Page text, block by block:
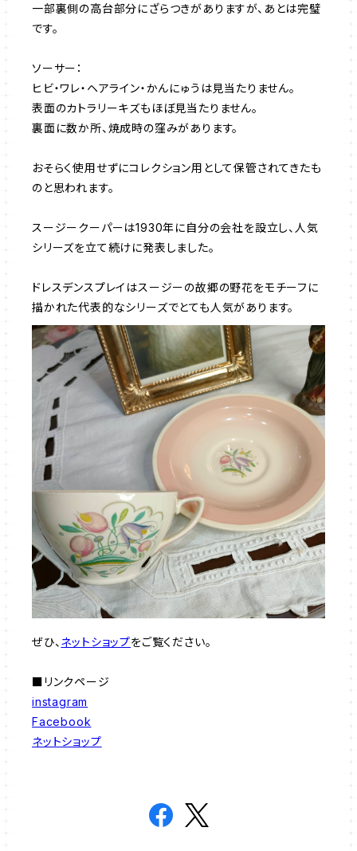
一部裏側の高台部分にざらつきがありますが、あとは完璧
です。
ソーサー：
ヒビ・ワレ・ヘアライン・かんにゅうは見当たりません。
表面のカトラリーキズもほぼ見当たりません。
裏面に数か所、焼成時の窪みがあります。
おそらく使用せずにコレクション用として保管されてきたも
のと思われます。
スージークーパーは1930年に自分の会社を設立し、人気
シリーズを立て続けに発表しました。
ドレスデンスプレイはスージーの故郷の野花をモチーフに
描かれた代表的なシリーズでとても人気があります。
ぜひ、 ネットショップをご覧ください。
■リンクページ
instagram
Facebook
ネットショップ